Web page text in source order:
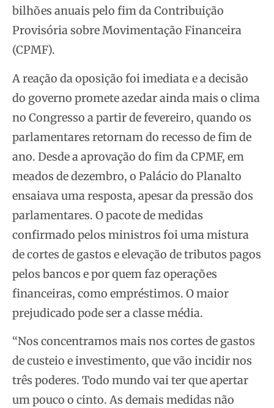
bilhões anuais pelo fim da Contribuição
Provisória sobre Movimentação Financeira
(CPMF).
A reação da oposição foi imediata e a decisão
do governo promete azedar ainda mais o clima
no Congresso a partir de fevereiro, quando os
parlamentares retornam do recesso de fim de
ano. Desde a aprovação do fim da CPMF, em
meados de dezembro, o Palácio do Planalto
ensaiava uma resposta, apesar da pressão dos
parlamentares. O pacote de medidas
confirmado pelos ministros foi uma mistura
de cortes de gastos e elevação de tributos pagos
pelos bancos e por quem faz operações
financeiras, como empréstimos. O maior
prejudicado pode ser a classe média.
“Nos concentramos mais nos cortes de gastos
de custeio e investimento, que vão incidir nos
três poderes. Todo mundo vai ter que apertar
um pouco o cinto. As demais medidas não